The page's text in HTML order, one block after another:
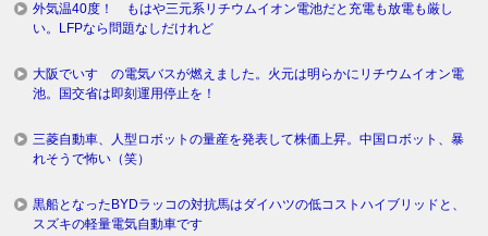
外気温40度！ もはや三元系リチウムイオン電池だと充電も放電も厳し
い。LFPなら問題なしだけれど
大阪でいすゞの電気バスが燃えました。火元は明らかにリチウムイオン電
池。国交省は即刻運用停止を！
三菱自動車、人型ロボットの量産を発表して株価上昇。中国ロボット、暴
れそうで怖い（笑）
黒船となったBYDラッコの対抗馬はダイハツの低コストハイブリッドと、
スズキの軽量電気自動車です